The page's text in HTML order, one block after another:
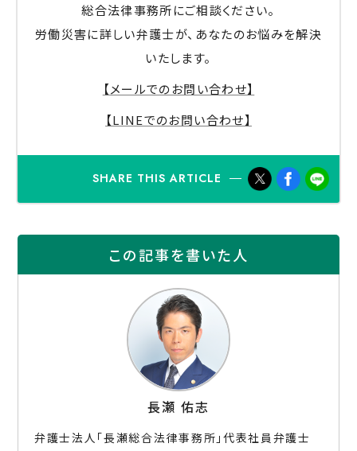
総合法律事務所にご相談ください。
労働災害に詳しい弁護士が、あなたのお悩みを解決
いたします。
【メールでのお問い合わせ】
【LINEでのお問い合わせ】
SHARE THIS ARTICLE
この記事を書いた人
⻑瀬 佑志
弁護士法人「長瀬総合法律事務所」代表社員弁護士